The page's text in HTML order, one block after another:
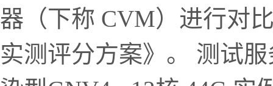
器（下称 CVM）进行对
实测评分方案》。 测试